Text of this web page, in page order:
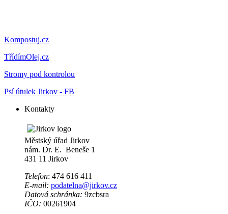
Kompostuj.cz
TřídímOlej.cz
Stromy pod kontrolou
Psí útulek Jirkov - FB
Kontakty
Městský úřad Jirkov
nám. Dr. E. Beneše 1
431 11 Jirkov
Telefon: 474 616 411
E-mail: podatelna@jirkov.cz
Datová schránka: 9zcbsra
IČO: 00261904